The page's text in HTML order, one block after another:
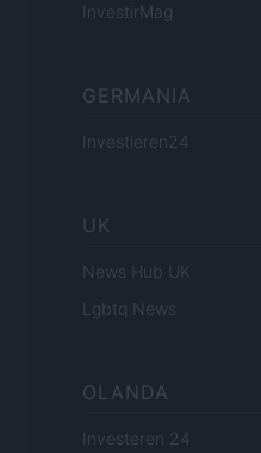
InvestirMag
GERMANIA
Investieren24
UK
News Hub UK
Lgbtq News
OLANDA
Investeren 24